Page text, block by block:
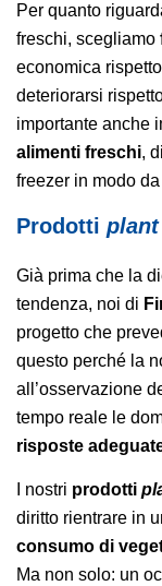
Per quanto
freschi, scegliamo
economica
deteriorarsi
importante anche
alimenti freschi,
freezer in modo
Prodotti
Già prima che la
tendenza, noi di
progetto che
questo perché la
all’osservazione
tempo reale le
risposte
I nostri prodotti
diritto rientrare in
consumo di
Ma non solo: un